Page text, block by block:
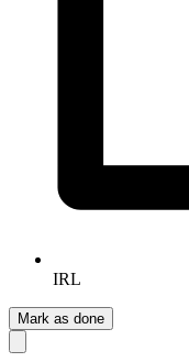
IRL
Mark as done